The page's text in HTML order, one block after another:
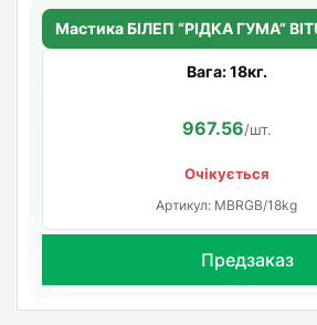
Мастика БІЛЕП “РІДКА ГУМА”
Вага: 18кг.
967.56/шт.
Очікується
Артикул: MBRGB/18kg
Предзаказ